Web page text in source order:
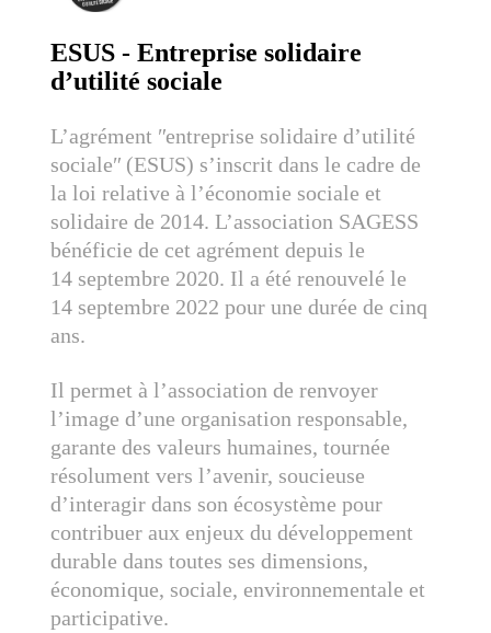
ESUS - Entreprise solidaire
d’utilité sociale
L’agrément ʺentreprise solidaire d’utilité
socialeʺ (ESUS) s’inscrit dans le cadre de
la loi relative à l’économie sociale et
solidaire de 2014. L’association SAGESS
bénéficie de cet agrément depuis le
14 septembre 2020. Il a été renouvelé le
14 septembre 2022 pour une durée de cinq
ans.
Il permet à l’association de renvoyer
l’image d’une organisation responsable,
garante des valeurs humaines, tournée
résolument vers l’avenir, soucieuse
d’interagir dans son écosystème pour
contribuer aux enjeux du développement
durable dans toutes ses dimensions,
économique, sociale, environnementale et
participative.